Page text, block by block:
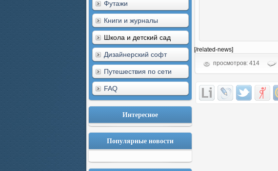
Футажи
Книги и журналы
Школа и детский сад
Дизайнерский софт
Путешествия по сети
FAQ
Интересное
Популярные новости
[/related-news]
просмотров: 414